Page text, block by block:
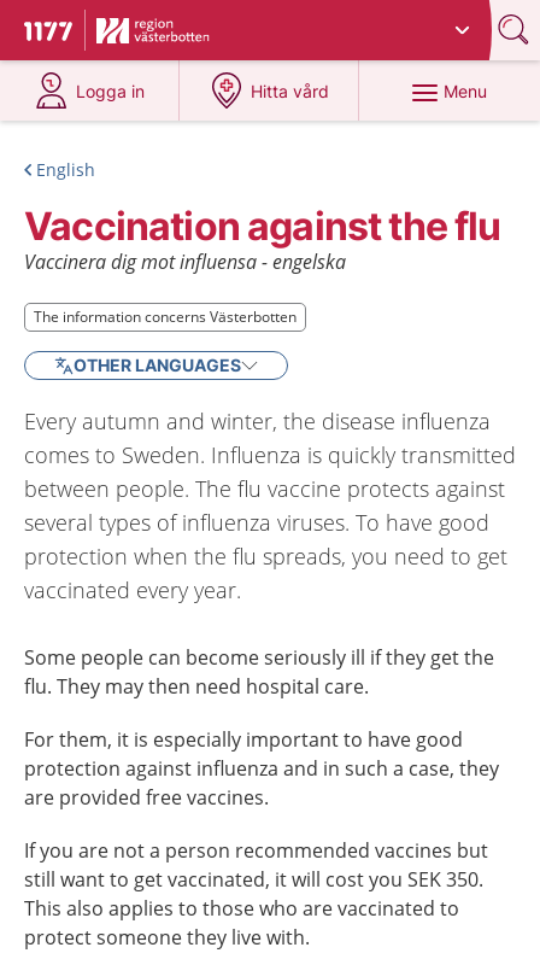
To start page for 1177
Du har valt region
Logga in
at 1177.se
Hitta vård
at 1177.se
Menu
English
Vaccination against the flu
Vaccinera dig mot influensa - engelska
The information concerns Västerbotten
The information concerns Västerbotten
OTHER LANGUAGES
Every autumn and winter, the disease influenza
comes to Sweden. Influenza is quickly transmitted
between people. The flu vaccine protects against
several types of influenza viruses. To have good
protection when the flu spreads, you need to get
vaccinated every year.
Some people can become seriously ill if they get the
flu. They may then need hospital care.
For them, it is especially important to have good
protection against influenza and in such a case, they
are provided free vaccines.
If you are not a person recommended vaccines but
still want to get vaccinated, it will cost you SEK 350.
This also applies to those who are vaccinated to
protect someone they live with.